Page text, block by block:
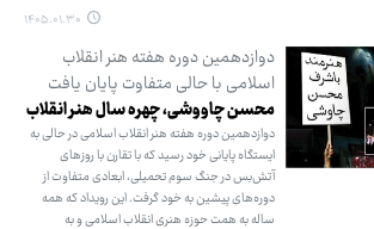
۱۴۰۵.۰۱.۳۰
دوازدهمین دوره هفته هنر انقلاب
اسلامی با حالی متفاوت پایان یافت
محسن چاووشی، چهره سال هنر انقلاب
دوازدهمین دوره هفته هنر انقلاب اسلامی در حالی به
ایستگاه پایانی خود رسید که با تقارن با روزهای
آتش‌بس در جنگ سوم تحمیلی، ابعادی متفاوت از
دوره‌های پیشین به خود گرفت. این رویداد که همه
ساله به همت حوزه هنری انقلاب اسلامی و به